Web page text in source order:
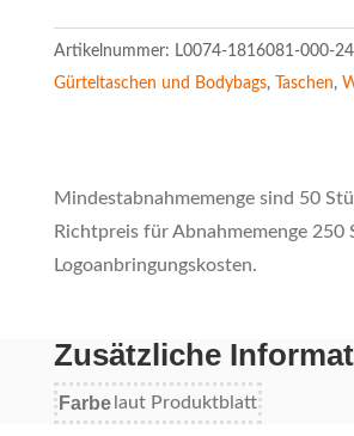
Artikelnummer: L0074-1816081-000-24
Gürteltaschen und Bodybags, Taschen,
Mindestabnahmemenge sind 50
Richtpreis für Abnahmemenge 250
Logoanbringungskosten.
Zusätzliche
Farbe laut Produktblatt